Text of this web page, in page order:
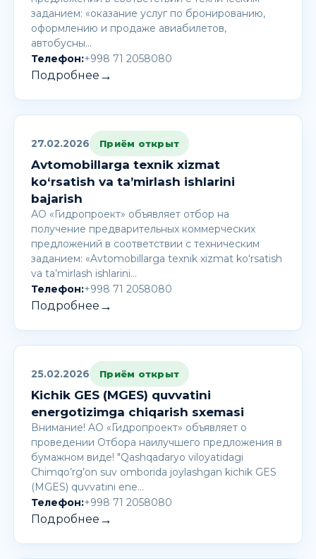
заданием: «оказание услуг по бронированию,
оформлению и продаже авиабилетов,
автобусны…
Телефон:+998 71 2058080
Подробнее →
27.02.2026 Приём открыт
Avtomobillarga texnik xizmat
ko‘rsatish va ta’mirlash ishlarini
bajarish
АО «Гидропроект» объявляет отбор на
получение предварительных коммерческих
предложений в соответствии с техническим
заданием: «Avtomobillarga texnik xizmat ko‘rsatish
va ta’mirlash ishlarini…
Телефон:+998 71 2058080
Подробнее →
25.02.2026 Приём открыт
Kichik GES (MGES) quvvatini
energotizimga chiqarish sxemasi
Внимание! AО «Гидропроект» объявляет о
проведении Отбора наилучшего предложения в
бумажном виде! "Qashqadaryo viloyatidagi
Chimqo’rg’on suv omborida joylashgan kichik GES
(MGES) quvvatini ene…
Телефон:+998 71 2058080
Подробнее →